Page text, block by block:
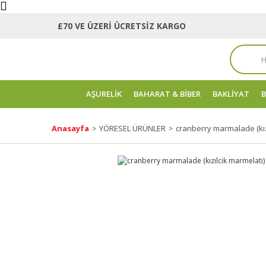
£70 VE ÜZERİ ÜCRETSİZ KARGO
AŞURELİK BAHARAT & BİBER BAKLİYAT
Anasayfa YÖRESEL ÜRÜNLER cranberry marmalade